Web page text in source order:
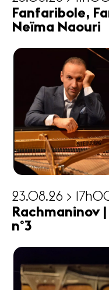
Fanfaribole,
Neïma Naouri
23.08.26 >
Rachmaninov
n°3